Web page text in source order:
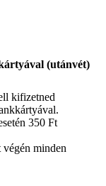
(utánvét)
kifizetned
350 Ft
végén minden